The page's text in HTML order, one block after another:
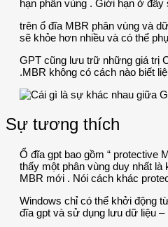
hạn phân vùng . Giới hạn ở đây
trên ổ đĩa MBR phân vùng và
sẽ khỏe hơn nhiều và có thể
GPT cũng lưu trữ những giá trị
.MBR không có cách nào biết
Sự tương thích
Ổ đĩa gpt bao gồm “ protective
thấy một phân vùng duy nhất là
MBR mới . Nói cách khác
Windows chỉ có thể khởi động
đĩa gpt và sử dụng lưu dữ liệu